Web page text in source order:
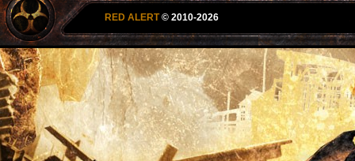
RED ALERT © 2010-2026